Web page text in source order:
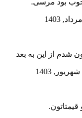
بود مرسی.
شدم از این به بعد